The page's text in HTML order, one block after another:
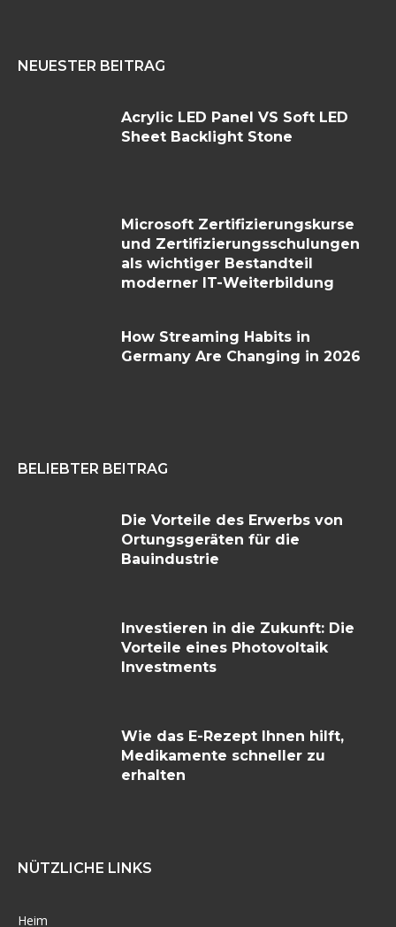
NEUESTER BEITRAG
Acrylic LED Panel VS Soft LED
Sheet Backlight Stone
Microsoft Zertifizierungskurse
und Zertifizierungsschulungen
als wichtiger Bestandteil
moderner IT-Weiterbildung
How Streaming Habits in
Germany Are Changing in 2026
BELIEBTER BEITRAG
Die Vorteile des Erwerbs von
Ortungsgeräten für die
Bauindustrie
Investieren in die Zukunft: Die
Vorteile eines Photovoltaik
Investments
Wie das E-Rezept Ihnen hilft,
Medikamente schneller zu
erhalten
NÜTZLICHE LINKS
Heim